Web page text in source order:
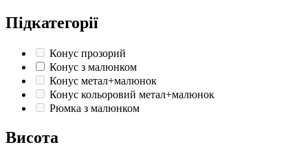
Підкатегорії
Конус прозорий
Конус з малюнком
Конус метал+малюнок
Конус кольоровий метал+малюнок
Рюмка з малюнком
Висота